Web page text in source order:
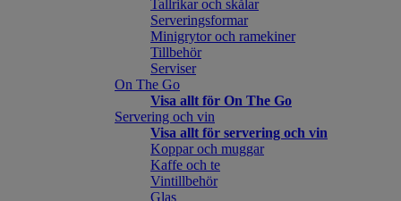
Tallrikar och skålar
Serveringsformar
Minigrytor och ramekiner
Tillbehör
Serviser
On The Go
Visa allt för On The Go
Servering och vin
Visa allt för servering och vin
Koppar och muggar
Kaffe och te
Vintillbehör
Glas